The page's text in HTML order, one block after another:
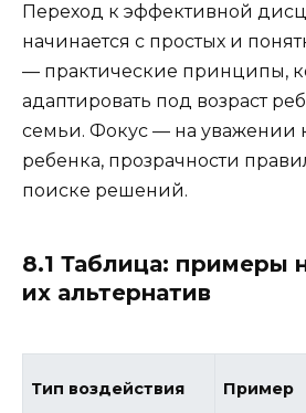
Переход к эффективной
начинается с простых и
— практические принципы,
адаптировать под возраст
семьи. Фокус — на уважении
ребенка, прозрачности
поиске решений.
8.1 Таблица: примеры
их альтернатив
Тип воздействия Пример